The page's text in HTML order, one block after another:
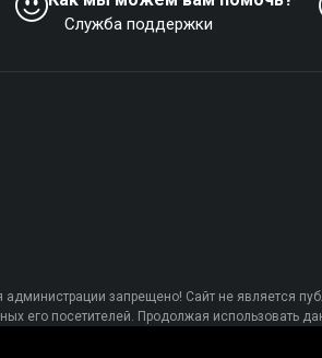
Служба поддержки
запрещено! Сайт не является
его посетителей. Продолжая